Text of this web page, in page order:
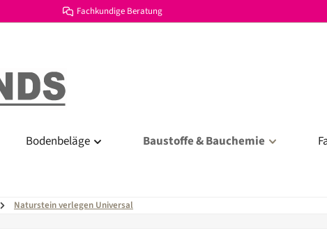
Fachkundige Beratung
Bodenbeläge Baustoffe & Bauchemie
Naturstein verlegen Universal